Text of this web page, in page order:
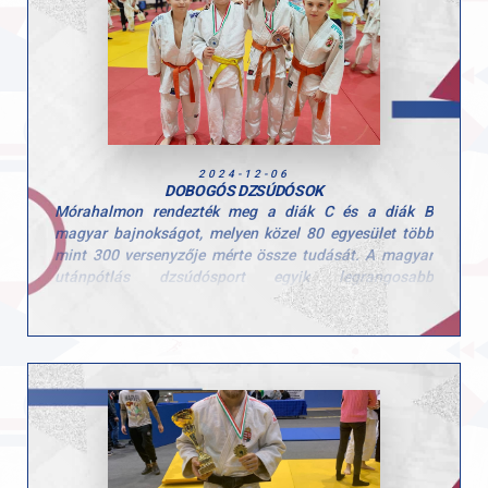
sportolóinkat és családjaikat" – írta közösségi oldalán
klubunk.
2024-12-06
DOBOGÓS DZSÚDÓSOK
Mórahalmon rendezték meg a diák C és a diák B
magyar bajnokságot, melyen közel 80 egyesület több
mint 300 versenyzője mérte össze tudását. A magyar
utánpótlás dzsúdósport egyik legrangosabb
eseményén a GYAC versenyzői is nagyszerűen
szerepeltek, és két éremmel tértek haza!
Eredmények
Diák C:
2. Gede Bálint (-50 kg)
3. Tamás Lotti (-33 kg)